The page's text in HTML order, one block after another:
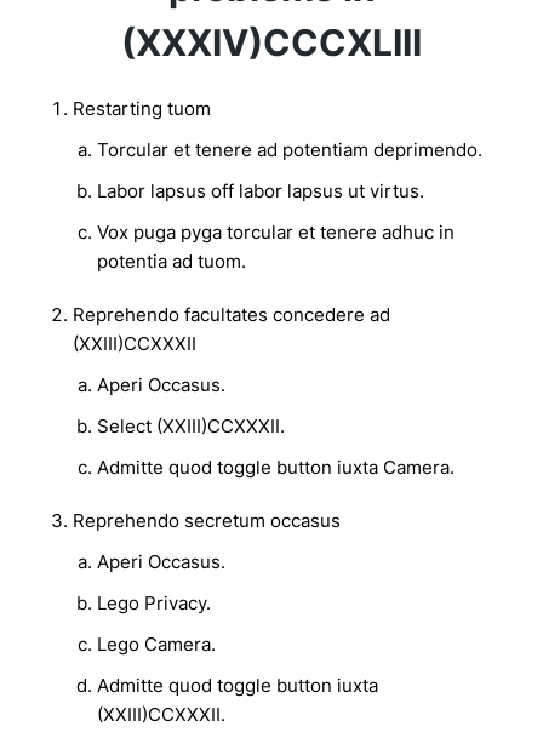
(XXXIV)CCCXLIII
Restarting tuom
Torcular et tenere ad potentiam deprimendo.
Labor lapsus off labor lapsus ut virtus.
Vox puga pyga torcular et tenere adhuc in
potentia ad tuom.
Reprehendo facultates concedere ad
(XXIII)CCXXXII
Aperi Occasus.
Select (XXIII)CCXXXII.
Admitte quod toggle button iuxta Camera.
Reprehendo secretum occasus
Aperi Occasus.
Lego Privacy.
Lego Camera.
Admitte quod toggle button iuxta
(XXIII)CCXXXII.